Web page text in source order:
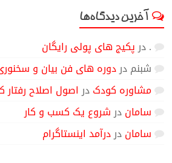
آخرین دیدگاه‌ها
.درپکیج های پولی رایگان
شبنمدردوره های فن بیان و
مشاوره کودکدراصول اصلاح رفتار
ساماندرشروع یک کسب و کار
ساماندردرآمد اینستاگرام